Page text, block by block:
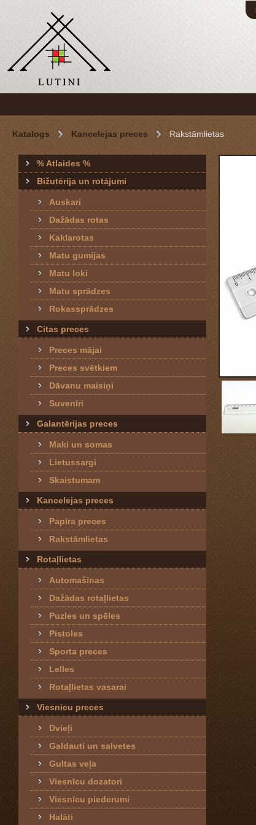
Katalogs Kancelejas preces Rakstāmlietas
% Atlaides %
Bižutērija un rotājumi
Auskari
Dažādas rotas
Kaklarotas
Matu gumijas
Matu loki
Matu sprādzes
Rokassprādzes
Citas preces
Preces mājai
Preces svētkiem
Dāvanu maisiņi
Suvenīri
Galantērijas preces
Maki un somas
Lietussargi
Skaistumam
Kancelejas preces
Papīra preces
Rakstāmlietas
Rotaļlietas
Automašīnas
Dažādas rotaļlietas
Puzles un spēles
Pistoles
Sporta preces
Lelles
Rotaļlietas vasarai
Viesnīcu preces
Dvieļi
Galdauti un salvetes
Gultas veļa
Viesnīcu dozatori
Viesnīcu piederumi
Halāti